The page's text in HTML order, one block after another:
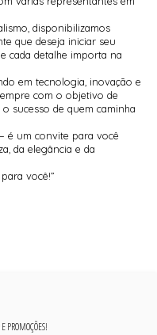
disponibilizamos
que deseja iniciar seu
cada detalhe importa na
em tecnologia, inovação e
com o objetivo de
sucesso de quem caminha
é um convite para você
da elegância e da
você!”
PROMOÇÕES!